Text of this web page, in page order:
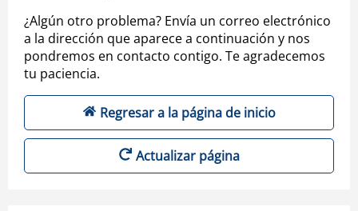
¿Algún otro problema? Envía un correo electrónico
a la dirección que aparece a continuación y nos
pondremos en contacto contigo. Te agradecemos
tu paciencia.
Regresar a la página de inicio
Actualizar página